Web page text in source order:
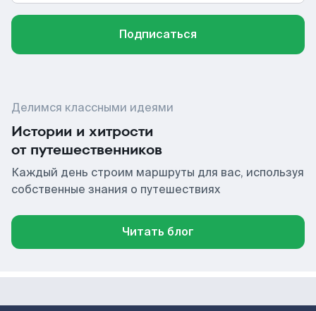
Подписаться
Делимся классными идеями
Истории и хитрости
от путешественников
Каждый день строим маршруты для вас, используя
собственные знания о путешествиях
Читать блог